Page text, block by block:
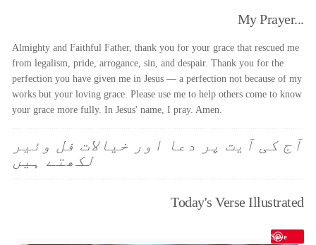
My Prayer...
Almighty and Faithful Father, thank you for your grace that rescued me
from legalism, pride, arrogance, sin, and despair. Thank you for the
perfection you have given me in Jesus — a perfection not because of my
works but your loving grace. Please use me to help others come to know
your grace more fully. In Jesus' name, I pray. Amen.
آج کی آیت پر دعا اور خیالات فل وئیر
لکھتے ہیں
Today's Verse Illustrated
Save